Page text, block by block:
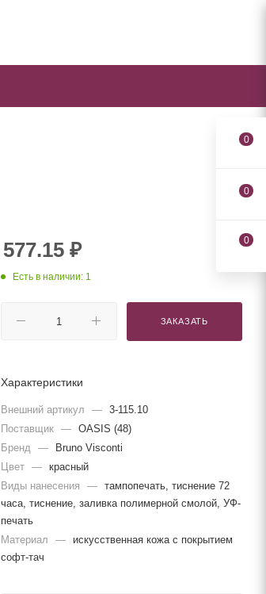
577.15 ₽
Есть в наличии: 1
ЗАКАЗАТЬ
Характеристики
Внешний артикул — 3-115.10
Поставщик — OASIS (48)
Бренд
—
Bruno Visconti
Цвет — красный
Виды нанесения
— тампопечать, тиснение 72
часа, тиснение, заливка полимерной смолой, УФ-
печать
Материал
—
искусственная кожа с покрытием
софт-тач
0
0
0